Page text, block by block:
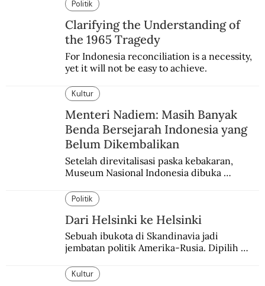
Politik
Clarifying the Understanding of
the 1965 Tragedy
For Indonesia reconciliation is a necessity,
yet it will not be easy to achieve.
Kultur
Menteri Nadiem: Masih Banyak
Benda Bersejarah Indonesia yang
Belum Dikembalikan
Setelah direvitalisasi paska kebakaran,
Museum Nasional Indonesia dibuka
Pameran Repatriasi 2024.
Politik
Dari Helsinki ke Helsinki
Sebuah ibukota di Skandinavia jadi
jembatan politik Amerika-Rusia. Dipilih
Kultur